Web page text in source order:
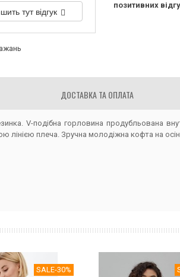
тут відгук
позитивних
ДОСТАВКА ТА ОПЛАТА
V-подібна горловина продубльована
лінією плеча. Зручна молодіжна кофта на
SALE-30%